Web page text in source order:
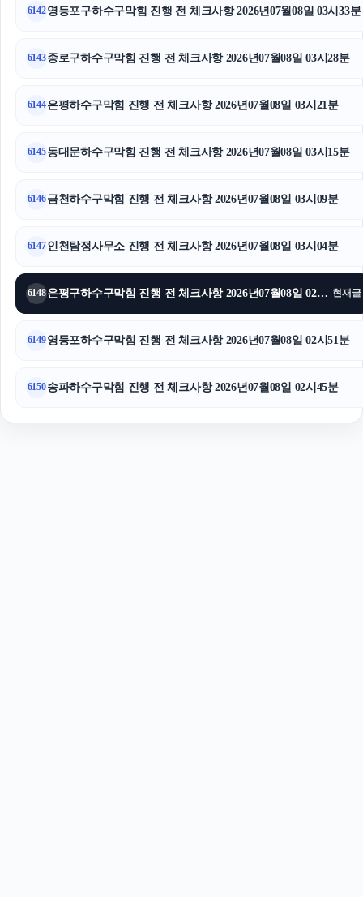
강남마약변호사
마약변호사
6142영등포구하수구막힘 진행 전 체크사항 2026년07월08일 03시33분
6143종로구하수구막힘 진행 전 체크사항 2026년07월08일 03시28분
6144은평하수구막힘 진행 전 체크사항 2026년07월08일 03시21분
6145동대문하수구막힘 진행 전 체크사항 2026년07월08일 03시15분
6146금천하수구막힘 진행 전 체크사항 2026년07월08일 03시09분
6147인천탐정사무소 진행 전 체크사항 2026년07월08일 03시04분
6148 은평구하수구막힘 진행 전 체크사항 2026년07월08일 02시58분 현재글
6149영등포하수구막힘 진행 전 체크사항 2026년07월08일 02시51분
6150송파하수구막힘 진행 전 체크사항 2026년07월08일 02시45분